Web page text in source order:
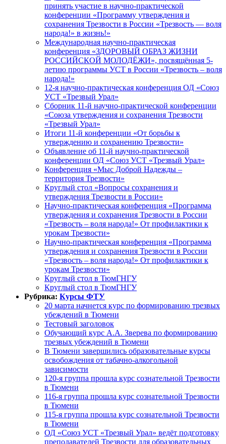
принять участие в научно-практической
конференции «Программу утверждения и
сохранения Трезвости в России «Трезвость — воля
народа!» в жизнь!»
Международная научно-практическая
конференция «ЗДОРОВЫЙ ОБРАЗ ЖИЗНИ
РОССИЙСКОЙ МОЛОДЁЖИ», посвящённая 5-
летию программы УСТ в России «Трезвость – воля
народа!»
12-я научно-практическая конференция ОД «Союз
УСТ «Трезвый Урал»
Сборник 11-й научно-практической конференции
«Союза утверждения и сохранения Трезвости
«Трезвый Урал»
Итоги 11-й конференции «От борьбы к
утверждению и сохранению Трезвости»
Объявление об 11-й научно-практической
конференции ОД «Союз УСТ «Трезвый Урал»
Конференция «Мыс Доброй Надежды –
территория Трезвости»
Круглый стол «Вопросы сохранения и
утверждения Трезвости в России»
Научно-практическая конференция «Программа
утверждения и сохранения Трезвости в России
«Трезвость – воля народа!» От профилактики к
урокам Трезвости»
Научно-практическая конференция «Программа
утверждения и сохранения Трезвости в России
«Трезвость – воля народа!» От профилактики к
урокам Трезвости»
Круглый стол в ТюмГНГУ
Круглый стол в ТюмГНГУ
Рубрика: Курсы ФТУ
20 марта начнется курс по формированию трезвых
убеждений в Тюмени
Тестовый заголовок
Обучающий курс А.А. Зверева по формированию
трезвых убеждений в Тюмени
В Тюмени завершились образовательные курсы
освобождения от табачно-алкогольной
зависимости
120-я группа прошла курс сознательной Трезвости
в Тюмени
116-я группа прошла курс сознательной Трезвости
в Тюмени
115-я группа прошла курс сознательной Трезвости
в Тюмени
ОД «Союз УСТ «Трезвый Урал» ведёт подготовку
преподавателей Трезвости для образовательных